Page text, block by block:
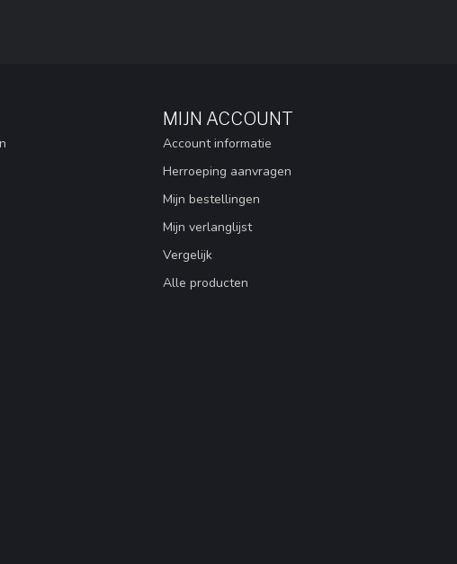
MIJN ACCOUNT
Account informatie
Herroeping aanvragen
Mijn bestellingen
Mijn verlanglijst
Vergelijk
Alle producten